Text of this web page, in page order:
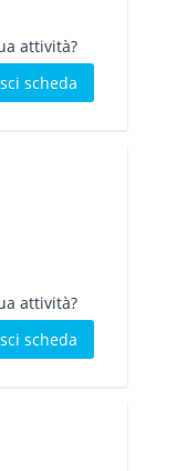
attività?
scheda
attività?
scheda